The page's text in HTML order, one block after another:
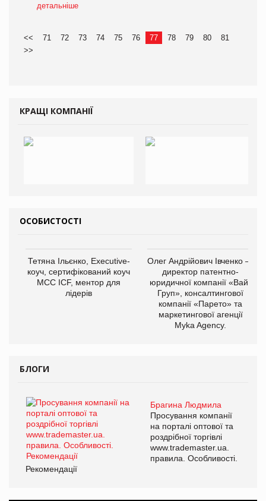
детальніше
<< 71 72 73 74 75 76 77 78 79 80
81
>>
КРАЩІ КОМПАНІЇ
ОСОБИСТОСТІ
Тетяна Ільєнко, Executive-
коуч, сертифікований коуч
МСС ICF, ментор для
лідерів
Олег Андрійович Івченко —
директор патентно-
юридичної компанії «Вайз
Груп», консалтингової
компанії «Парето» та
маркетингової агенції
Myka Agency.
БЛОГИ
Брагина Людмила
Просування компанії
на порталі оптової та
роздрібної торгівлі
www.trademaster.ua.
правила. Особливості.
Рекомендації